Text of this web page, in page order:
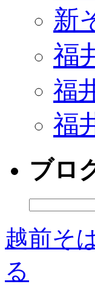
新
福
福
福
ブロ
越前そ
る